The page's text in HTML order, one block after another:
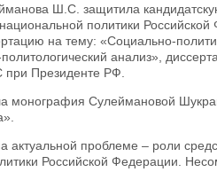
Ш.С. защитила
политики
на тему: «Социально-
политологический анализ»,
Президенте РФ.
монография Сулеймановой
актуальной проблеме – роли
Российской Федерации.